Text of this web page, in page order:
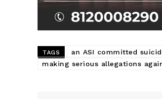
TAGS an ASI committed
making serious allegations